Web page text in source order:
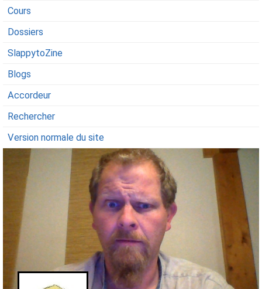
Cours
Dossiers
SlappytoZine
Blogs
Accordeur
Rechercher
Version normale du site